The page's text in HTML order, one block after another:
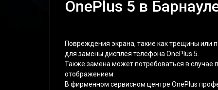
OnePlus 5 в
Повреждения экрана, такие как трещины или
для замены дисплея телефона OnePlus 5.
Также замена может потребоваться в случае
отображением.
В фирменном сервисном центре OnePlus